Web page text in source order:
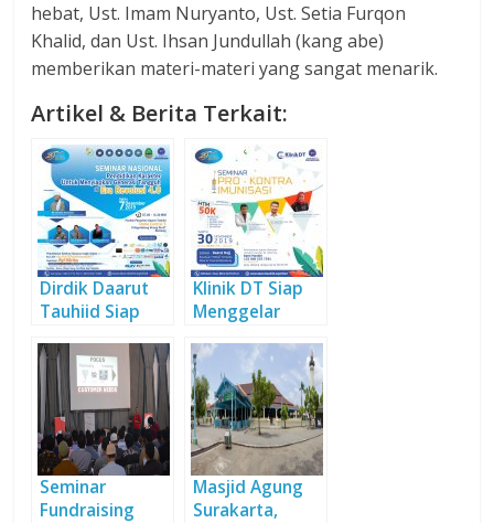
hebat, Ust. Imam Nuryanto, Ust. Setia Furqon
Khalid, dan Ust. Ihsan Jundullah (kang abe)
memberikan materi-materi yang sangat menarik.
Artikel & Berita Terkait:
Dirdik Daarut
Tauhiid Siap
Pendidikan
Klinik DT Siap
Menggelar
Kontra
Imunisasi
Seminar
Fundraising
Masjid Agung
Surakarta,